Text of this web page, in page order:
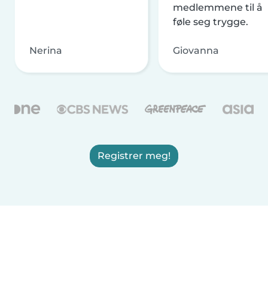
Nerina
medlemmene til å
føle seg trygge.
Giovanna
Registrer meg!